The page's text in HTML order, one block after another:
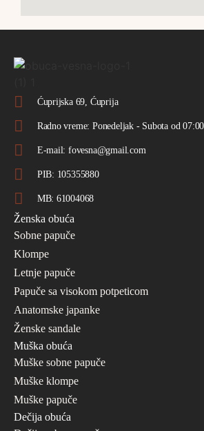
Ćuprijska 69, Ćuprija
Radno vreme: Ponedeljak - Subota od
E-mail: fovesna@gmail.com
PIB: 105355880
MB: 61004068
Ženska obuća
Sobne papuče
Klompe
Letnje papuče
Papuče sa visokom potpeticom
Anatomske japanke
Ženske sandale
Muška obuća
Muške sobne papuče
Muške klompe
Muške papuče
Dečija obuća